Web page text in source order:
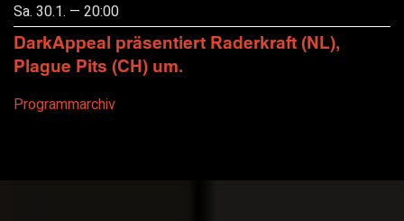
Sa. 30.1. — 20:00
DarkAppeal präsentiert Raderkraft (NL),
Plague Pits (CH) um.
Programmarchiv